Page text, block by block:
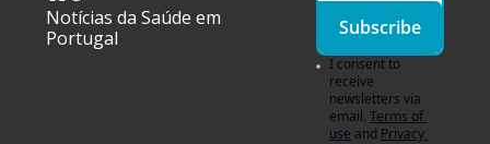
Notícias da Saúde em
Portugal
Subscribe
I consent to
receive
newsletters via
email. Terms of
use and Privacy